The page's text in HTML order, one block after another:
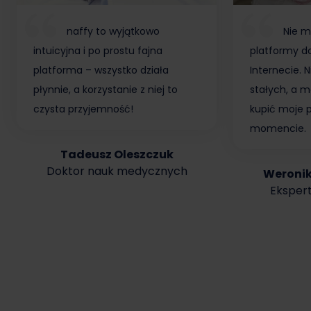
naffy to wyjątkowo
intuicyjna i po prostu fajna
platforma – wszystko działa
płynnie, a korzystanie z niej to
czysta przyjemność!
Tadeusz Oleszczuk
Doktor nauk medycznych
Nie
platformy
Internecie.
stałych, a
kupić moje
momencie.